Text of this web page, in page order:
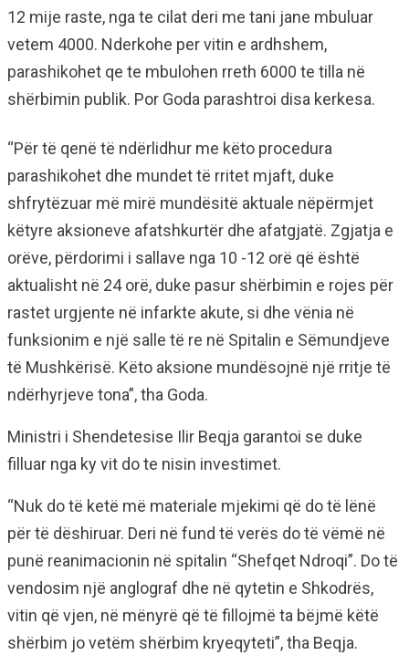
12 mije raste, nga te cilat deri me tani jane mbuluar
vetem 4000. Nderkohe per vitin e ardhshem,
parashikohet qe te mbulohen rreth 6000 te tilla në
shërbimin publik. Por Goda parashtroi disa kerkesa.
“Për të qenë të ndërlidhur me këto procedura
parashikohet dhe mundet të rritet mjaft, duke
shfrytëzuar më mirë mundësitë aktuale nëpërmjet
këtyre aksioneve afatshkurtër dhe afatgjatë. Zgjatja e
orëve, përdorimi i sallave nga 10 -12 orë që është
aktualisht në 24 orë, duke pasur shërbimin e rojes për
rastet urgjente në infarkte akute, si dhe vënia në
funksionim e një salle të re në Spitalin e Sëmundjeve
të Mushkërisë. Këto aksione mundësojnë një rritje të
ndërhyrjeve tona”, tha Goda.
Ministri i Shendetesise Ilir Beqja garantoi se duke
filluar nga ky vit do te nisin investimet.
“Nuk do të ketë më materiale mjekimi që do të lënë
për të dëshiruar. Deri në fund të verës do të vëmë në
punë reanimacionin në spitalin “Shefqet Ndroqi”. Do të
vendosim një anglograf dhe në qytetin e Shkodrës,
vitin që vjen, në mënyrë që të fillojmë ta bëjmë këtë
shërbim jo vetëm shërbim kryeqyteti”, tha Beqja.